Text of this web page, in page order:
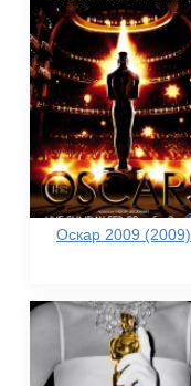
Оскар 2009 (2009)